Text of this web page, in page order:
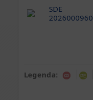
SDE
2026000960
Legenda: